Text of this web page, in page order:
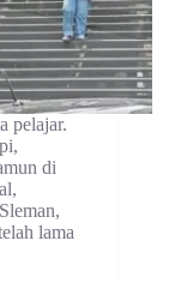
pelajar.
di
lama